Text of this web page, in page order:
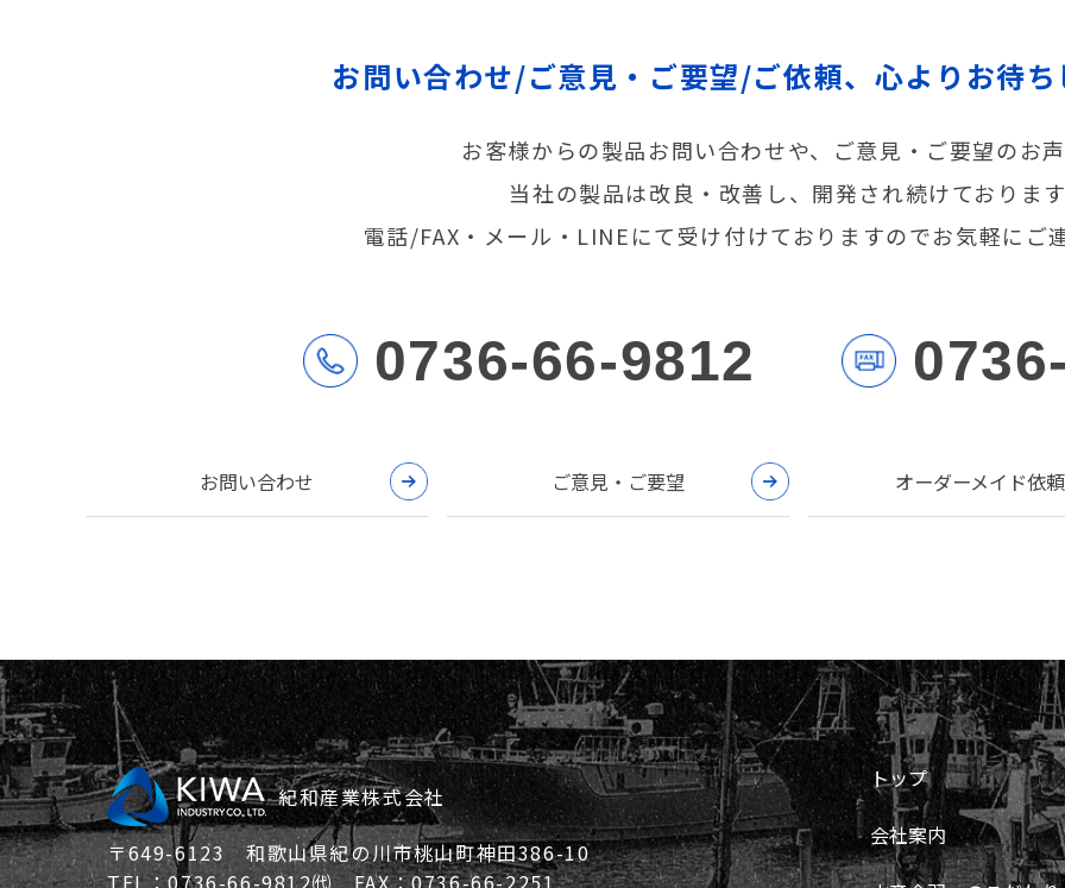
お問い合わせ/ご意見・ご要望/ご依頼、心よりお待ち
お客様からの製品お問い合わせや、ご意見・ご要望のお
当社の製品は改良・改善し、開発され続けておりま
電話/FAX・メール・LINEにて受け付けておりますのでお気軽にご
0736-66-9812
お問い合わせ ご意見・ご要望 オーダーメイド依頼
紀和産業株式会社
〒649-6123 和歌山県紀の川市桃山町神田386-10
トップ
会社案内